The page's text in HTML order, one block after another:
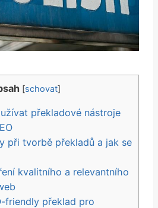
[schovat]
překladové nástroje
při tvorbě překladů a jak se
kvalitního a relevantního
friendly překlad pro